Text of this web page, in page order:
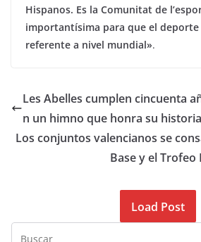
Hispanos. Es la Comunitat de
importantísima para que el deporte
referente a nivel mundial».
Les Abelles cumplen cincuenta
n un himno que honra su historia
Los conjuntos valencianos se
Base y el Trofeo
Load Post